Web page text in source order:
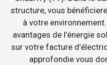
structure, vous
à votre
avantages de l’énergie
sur votre facture
approfondie vous